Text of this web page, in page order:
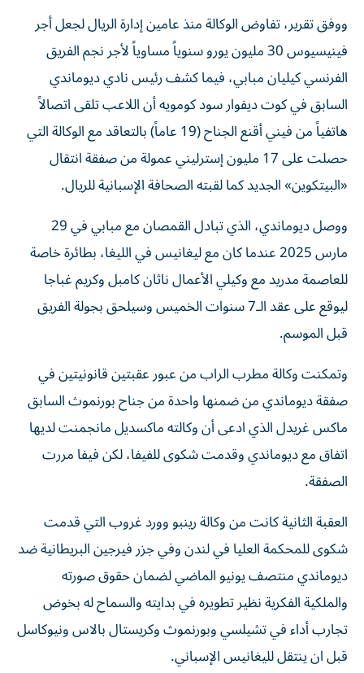
ووفق تقرير، تفاوض الوكالة منذ عامين إدارة الريال لجعل أجر
فينيسيوس 30 مليون يورو سنوياً مساوياً لأجر نجم الفريق
الفرنسي كيليان مبابي، فيما كشف رئيس نادي ديوماندي
السابق في كوت ديفوار سود كومويه أن اللاعب تلقى اتصالاً
هاتفياً من فيني أقنع الجناح (19 عاماً) بالتعاقد مع الوكالة التي
حصلت على 17 مليون إسترليني عمولة من صفقة انتقال
«البيتكوين» الجديد كما لقبته الصحافة الإسبانية للريال.
ووصل ديوماندي، الذي تبادل القمصان مع مبابي في 29
مارس 2025 عندما كان مع ليغانيس في الليغا، بطائرة خاصة
للعاصمة مدريد مع وكيلي الأعمال ناثان كامبل وكريم غباجا
ليوقع على عقد الـ7 سنوات الخميس وسيلحق بجولة الفريق
قبل الموسم.
وتمكنت وكالة مطرب الراب من عبور عقبتين قانونيتين في
صفقة ديوماندي من ضمنها واحدة من جناح بورنموث السابق
ماكس غريدل الذي ادعى أن وكالته ماكسديل مانجمنت لديها
اتفاق مع ديوماندي وقدمت شكوى للفيفا، لكن فيفا مررت
الصفقة.
العقبة الثانية كانت من وكالة رينبو وورد غروب التي قدمت
شكوى للمحكمة العليا في لندن وفي جزر فيرجين البريطانية ضد
ديوماندي منتصف يونيو الماضي لضمان حقوق صورته
والملكية الفكرية نظير تطويره في بدايته والسماح له بخوض
تجارب أداء في تشيلسي وبورنموث وكريستال بالاس ونيوكاسل
قبل ان ينتقل لليغانيس الإسباني.